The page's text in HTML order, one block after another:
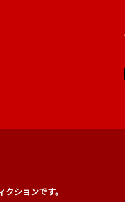
ションです。